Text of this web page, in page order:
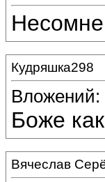
Кудряшка298
Вложений:
Боже
Вячеслав